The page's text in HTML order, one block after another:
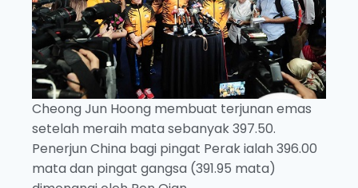
Cheong Jun Hoong membuat terjunan emas
setelah meraih mata sebanyak 397.50.
Penerjun China bagi pingat Perak ialah 396.00
mata dan pingat gangsa (391.95 mata)